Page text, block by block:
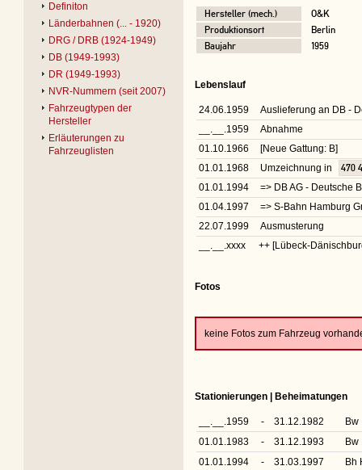
Definiton
Länderbahnen (... - 1920)
DRG / DRB (1924-1949)
DB (1949-1993)
DR (1949-1993)
NVR-Nummern (seit 2007)
Fahrzeugtypen der
Hersteller
Erläuterungen zu
Fahrzeuglisten
Hersteller (mech.)
O&K
Produktionsort
Berlin
Baujahr
1959
Lebenslauf
24.06.1959
Auslieferung an DB -
__.__.1959
Abnahme
01.10.1966
[Neue Gattung: B]
01.01.1968
Umzeichnung in
470
01.01.1994
=> DB AG - Deutsche
01.04.1997
=> S-Bahn Hamburg
22.07.1999
Ausmusterung
__.__.xxxx
++ [Lübeck-
Fotos
keine Fotos zum Fahrzeug
Stationierungen | Beheimatungen
__.__.1959 - 31.12.1982
Bw
01.01.1983
- 31.12.1993
Bw
01.01.1994
- 31.03.1997
Bh